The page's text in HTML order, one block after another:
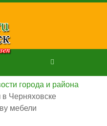
города и района
Черняховске
мебели